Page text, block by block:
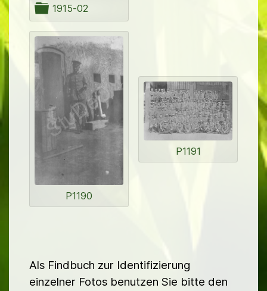
O
r
d
n
e
1915-02
P1190
P1191
Als Findbuch zur Identifizierung
einzelner Fotos benutzen Sie bitte den